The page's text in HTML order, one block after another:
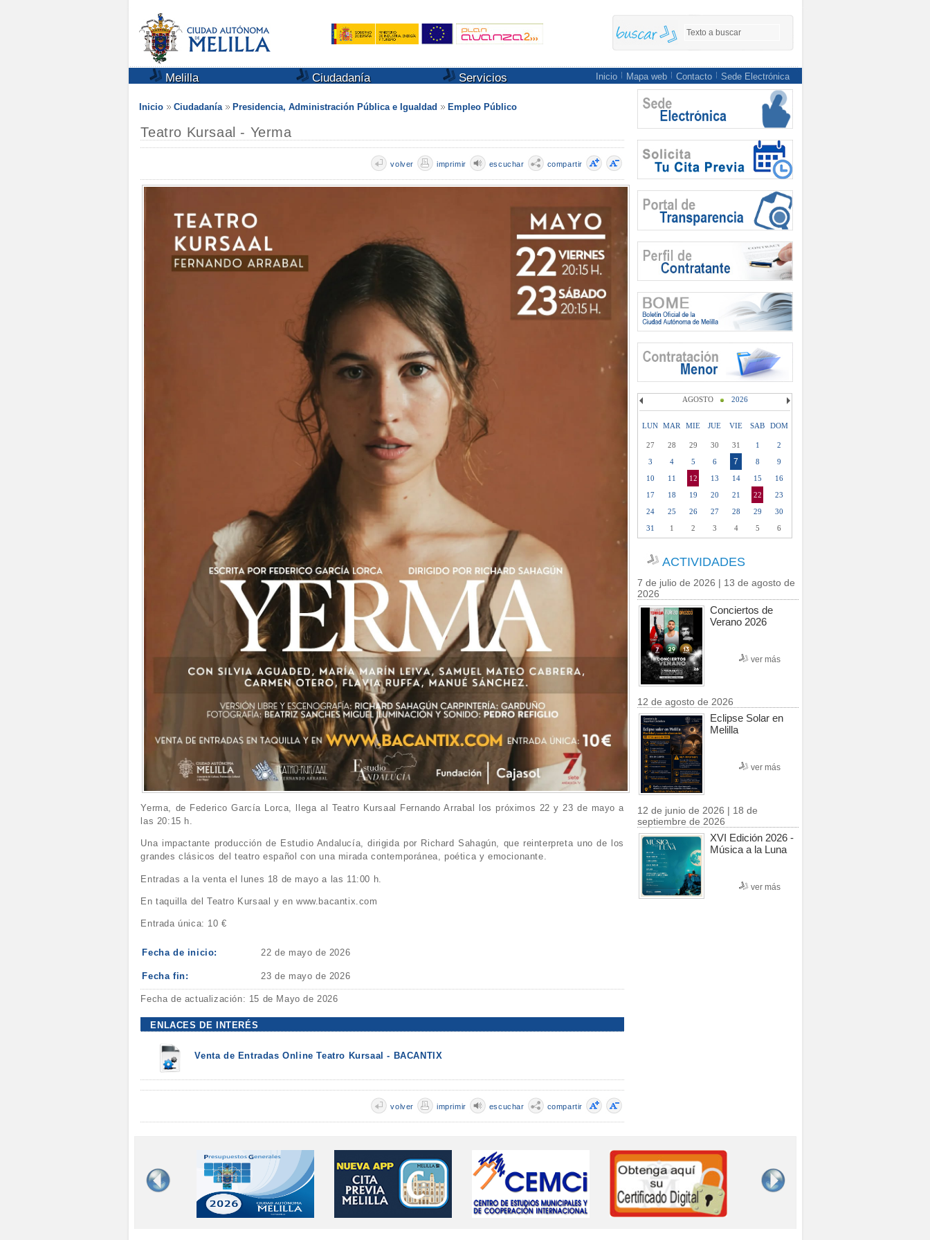
Melilla Ciudadanía Servicios Inicio Mapa web Contacto Sede Electrónica
Inicio Ciudadanía Presidencia, Administración Pública e Igualdad Empleo Público
Teatro Kursaal - Yerma
compartir
escuchar
imprimir
volver
Yerma, de Federico García Lorca, llega al Teatro Kursaal Fernando Arrabal los próximos 22 y 23 de mayo a
las 20:15 h.
Una impactante producción de Estudio Andalucía, dirigida por Richard Sahagún, que reinterpreta uno de los
grandes clásicos del teatro español con una mirada contemporánea, poética y emocionante.
Entradas a la venta el lunes 18 de mayo a las 11:00 h.
En taquilla del Teatro Kursaal y en www.bacantix.com
Entrada única: 10 €
Fecha de inicio: 22 de mayo de 2026
Fecha fin: 23 de mayo de 2026
Fecha de actualización: 15 de Mayo de 2026
ENLACES DE INTERÉS
Venta de Entradas Online Teatro Kursaal - BACANTIX
compartir
escuchar
imprimir
volver
AGOSTO 2026
LUN MAR MIE JUE VIE SAB DOM
27 28 29 30 31 1
2
3
4 5 6 7 8
9
10
11 12 13 14 15
16
17
18 19 20 21 22
23
24
25 26 27 28 29
30
31
1 2 3 4 5 6
ACTIVIDADES
7 de julio de 2026 | 13 de agosto de
2026
Conciertos de
Verano 2026
ver más
12 de agosto de 2026
Eclipse Solar en
Melilla
ver más
12 de junio de 2026 | 18 de
septiembre de 2026
XVI Edición 2026 -
Música a la Luna
ver más